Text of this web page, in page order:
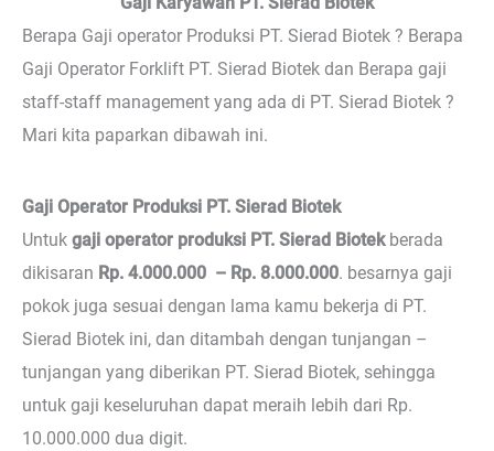
Berapa Gaji operator Produksi PT. Sierad Biotek ? Berapa
Gaji Operator Forklift PT. Sierad Biotek dan Berapa gaji
staff-staff management yang ada di PT. Sierad Biotek ?
Mari kita paparkan dibawah ini.
Gaji Operator Produksi PT. Sierad Biotek
Untuk gaji operator produksi PT. Sierad Biotekberada
dikisaran Rp. 4.000.000 – Rp. 8.000.000. besarnya gaji
pokok juga sesuai dengan lama kamu bekerja di PT.
Sierad Biotek ini, dan ditambah dengan tunjangan –
tunjangan yang diberikan PT. Sierad Biotek, sehingga
untuk gaji keseluruhan dapat meraih lebih dari Rp.
10.000.000 dua digit.